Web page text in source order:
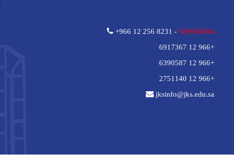
+966 12 256 8231 - 920004094
+966 12 6917367
+966 12 6390587
+966 12 2751140
jksinfo@jks.edu.sa